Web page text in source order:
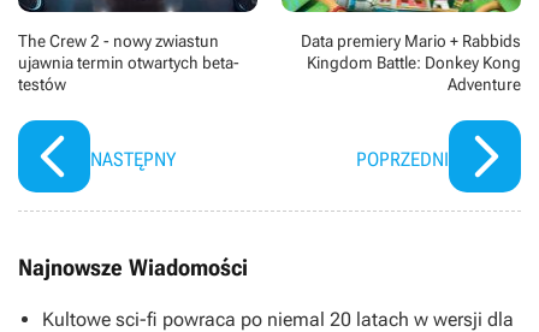
The Crew 2 - nowy zwiastun
ujawnia termin otwartych beta-
testów
NASTĘPNY
Data premiery Mario + Rabbids
Kingdom Battle: Donkey Kong
Adventure
POPRZEDNI
Najnowsze Wiadomości
Kultowe sci-fi powraca po niemal 20 latach w wersji dla